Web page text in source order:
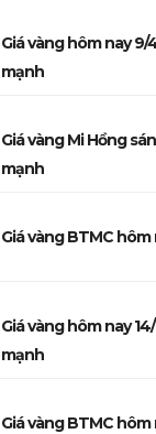
Giá vàng hôm nay
mạnh
Giá vàng Mi Hồng
mạnh
Giá vàng BTMC
Giá vàng hôm nay
mạnh
Giá vàng BTMC hôm